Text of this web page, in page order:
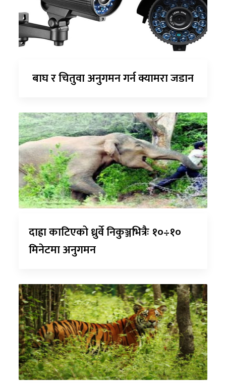
बाघ र चितुवा अनुगमन गर्न क्यामरा जडान
दाह्रा काटिएको ध्रुर्वे निकुञ्जभित्रैः १०÷१०
मिनेटमा अनुगमन